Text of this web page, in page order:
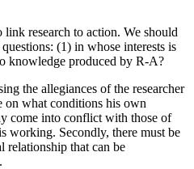
link research to action. We should
(1) in whose interests is
knowledge produced by R-A?
the allegiances of the researcher
on what conditions his own
come into conflict with those of
working. Secondly, there must be
relationship that can be